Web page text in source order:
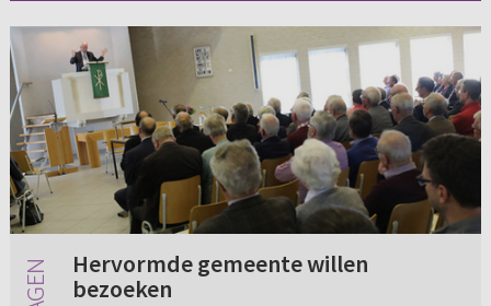
Hervormde gemeente willen
bezoeken